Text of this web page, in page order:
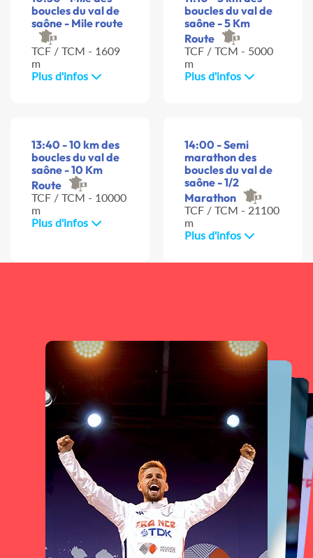
boucles du val de
saône - Mile route
TCF / TCM - 1609
m
Plus d'infos
boucles du val de
saône - 5 Km
Route
TCF / TCM - 5000
m
Plus d'infos
13:40 - 10 km des
boucles du val de
saône - 10 Km
Route
TCF / TCM - 10000
m
Plus d'infos
14:00 - Semi
marathon des
boucles du val de
saône - 1/2
Marathon
TCF / TCM - 21100
m
Plus d'infos